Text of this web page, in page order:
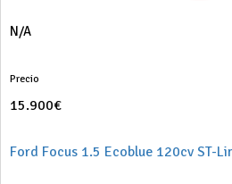
N/A
Precio
15.900€
Ford Focus 1.5 Ecoblue 120cv ST-